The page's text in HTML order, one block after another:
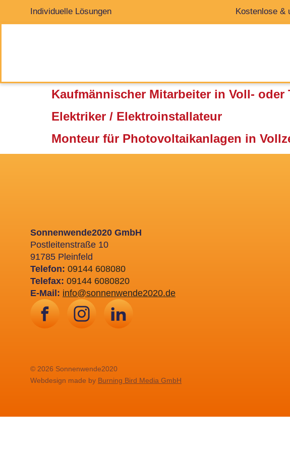
Individuelle Lösungen Kostenlose &
Kaufmännischer Mitarbeiter in Voll- oder
Elektriker / Elektroinstallateur
Monteur für Photovoltaikanlagen in
Sonnenwende2020 GmbH
Postleitenstraße 10
91785 Pleinfeld
Telefon: 09144 608080
Telefax: 09144 6080820
E-Mail: info@sonnenwende2020.de
© 2026 Sonnenwende2020
Webdesign made by Burning Bird Media GmbH